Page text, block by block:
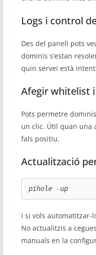
Logs i control
Des del panell pots
dominis s’estan
quin servei està
Afegir whitelist
Pots permetre
un clic. Útil quan una
fals positiu.
Actualització
pihole -up
I si vols automatitzar-
No actualitzis a
manuals en la